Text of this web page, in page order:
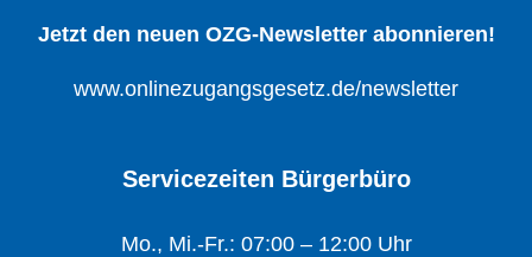
Jetzt den neuen OZG-Newsletter abonnieren!
www.onlinezugangsgesetz.de/newsletter
Servicezeiten Bürgerbüro
Mo., Mi.-Fr.: 07:00 – 12:00 Uhr